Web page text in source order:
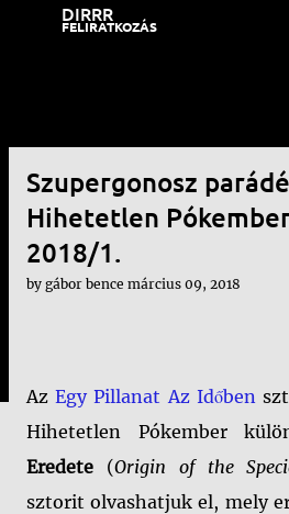
DIRRR
FELIRATKOZÁS
Szupergonosz
Hihetetlen
2018/1.
by gábor bence március 09, 2018
AzEgy Pillanat Az Időben
Hihetetlen Pókember
Eredete (Origin of the
sztorit olvashatjuk el, mely